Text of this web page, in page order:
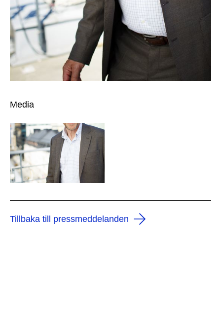
Media
Tillbaka till pressmeddelanden